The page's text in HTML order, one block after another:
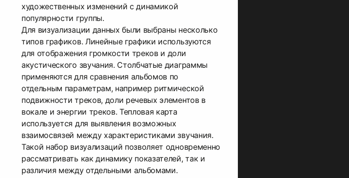
художественных изменений с динамикой
популярности группы.
Для визуализации данных были выбраны несколько
типов графиков. Линейные графики используются
для отображения громкости треков и доли
акустического звучания. Столбчатые диаграммы
применяются для сравнения альбомов по
отдельным параметрам, например ритмической
подвижности треков, доли речевых элементов в
вокале и энергии треков. Тепловая карта
используется для выявления возможных
взаимосвязей между характеристиками звучания.
Такой набор визуализаций позволяет одновременно
рассматривать как динамику показателей, так и
различия между отдельными альбомами.